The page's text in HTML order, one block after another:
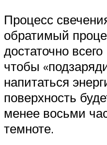
Процесс
обратимый
достаточно
чтобы
напитаться
поверхность
менее восьми
темноте.